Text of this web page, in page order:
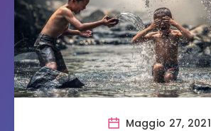
Maggio 27, 2021